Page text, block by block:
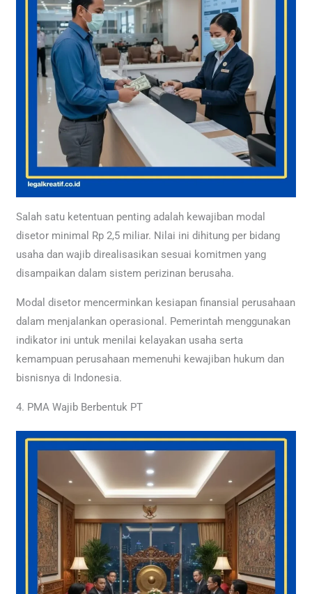
Salah satu ketentuan penting adalah kewajiban modal
disetor minimal Rp 2,5 miliar. Nilai ini dihitung per bidang
usaha dan wajib direalisasikan sesuai komitmen yang
disampaikan dalam sistem perizinan berusaha.
Modal disetor mencerminkan kesiapan finansial perusahaan
dalam menjalankan operasional. Pemerintah menggunakan
indikator ini untuk menilai kelayakan usaha serta
kemampuan perusahaan memenuhi kewajiban hukum dan
bisnisnya di Indonesia.
4. PMA Wajib Berbentuk PT